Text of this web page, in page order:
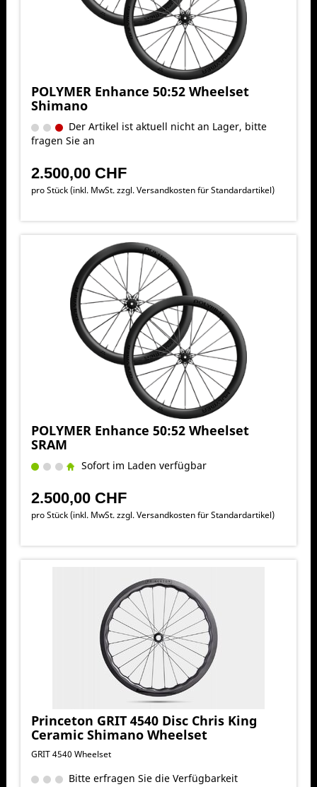
POLYMER Enhance 50:52 Wheelset
Shimano
Der Artikel ist aktuell nicht an Lager, bitte
fragen Sie an
2.500,00 CHF
pro Stück (inkl. MwSt. zzgl.Versandkosten für Standardartikel)
POLYMER Enhance 50:52 Wheelset
SRAM
Sofort im Laden verfügbar
2.500,00 CHF
pro Stück (inkl. MwSt. zzgl.Versandkosten für Standardartikel)
Princeton GRIT 4540 Disc Chris King
Ceramic Shimano Wheelset
GRIT 4540 Wheelset
Bitte erfragen Sie die Verfügbarkeit